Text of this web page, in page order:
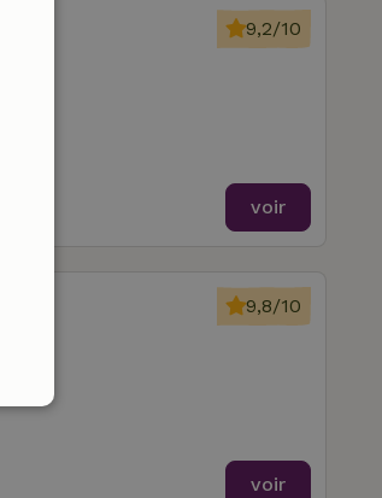
9,2/10
voir
9,8/10
voir